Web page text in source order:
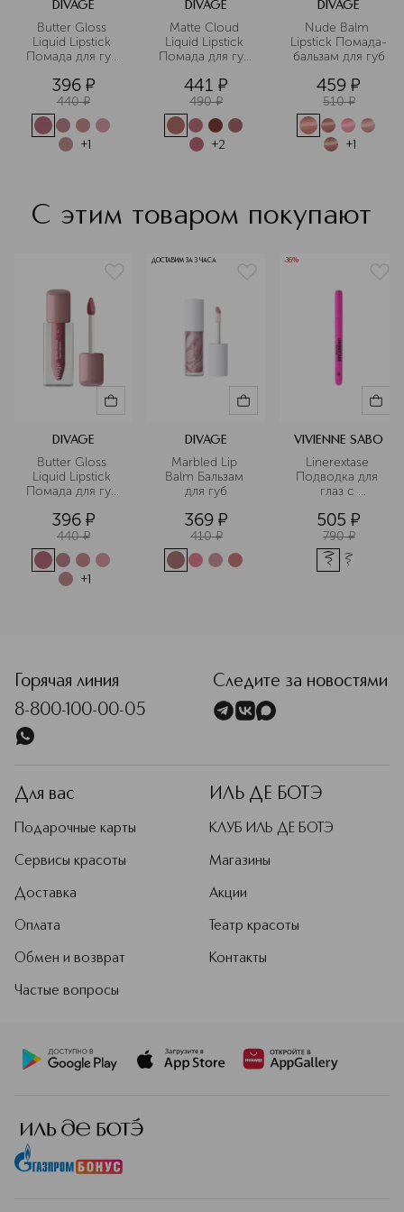
DIVAGE
Butter Gloss
Liquid Lipstick
Помада для губ
396 ¤
440 ¤
+1
DIVAGE
Matte Cloud
Liquid Lipstick
Помада для губ
441 ¤
490 ¤
+2
DIVAGE
Nude Balm
Lipstick Помада-
бальзам для губ
459 ¤
510 ¤
+1
С этим товаром покупают
DIVAGE
Butter Gloss
Liquid Lipstick
Помада для губ
396 ¤
440 ¤
+1
ДОСТАВИМ ЗА 3 ЧАСА
DIVAGE
Marbled Lip
Balm Бальзам
для губ
369 ¤
410 ¤
-36%
VIVIENNE SABO
Linerextase
Подводка для
глаз с
505 ¤
790 ¤
Горячая линия
8-800-100-00-05
Следите за новостями
Для вас
Подарочные карты
Сервисы красоты
Доставка
Оплата
Обмен и возврат
Частые вопросы
ИЛЬ ДЕ БОТЭ
КЛУБ ИЛЬ ДЕ БОТЭ
Магазины
Акции
Театр красоты
Контакты